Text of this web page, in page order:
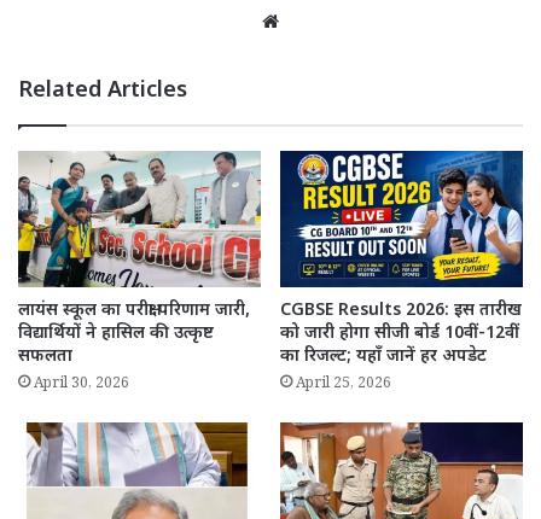
Related Articles
लायंस स्कूल का परीक्षा परिणाम जारी,
विद्यार्थियों ने हासिल की उत्कृष्ट
सफलता
April 30, 2026
CGBSE Results 2026: इस तारीख
को जारी होगा सीजी बोर्ड 10वीं-12वीं
का रिजल्ट; यहाँ जानें हर अपडेट
April 25, 2026